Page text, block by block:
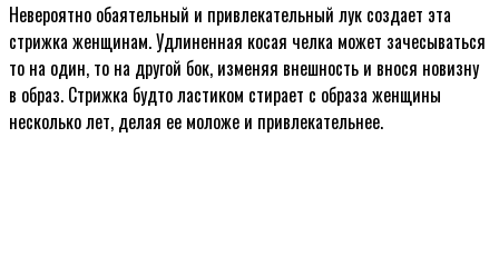
Невероятно обаятельный и привлекательный лук создает эта
стрижка женщинам. Удлиненная косая челка может зачесываться
то на один, то на другой бок, изменяя внешность и внося новизну
в образ. Стрижка будто ластиком стирает с образа женщины
несколько лет, делая ее моложе и привлекательнее.